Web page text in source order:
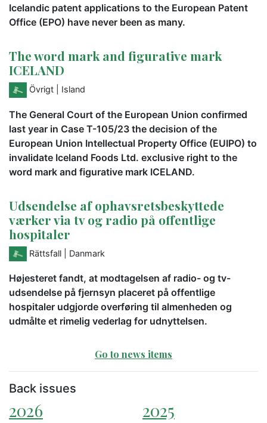
Icelandic patent applications to the European Patent
Office (EPO) have never been as many.
The word mark and figurative mark
ICELAND
Övrigt | Island
The General Court of the European Union confirmed
last year in Case T-105/23 the decision of the
European Union Intellectual Property Office (EUIPO) to
invalidate Iceland Foods Ltd. exclusive right to the
word mark and figurative mark ICELAND.
Udsendelse af ophavsretsbeskyttede
værker via tv og radio på offentlige
hospitaler
Rättsfall | Danmark
Højesteret fandt, at modtagelsen af radio- og tv-
udsendelse på fjernsyn placeret på offentlige
hospitaler udgjorde overføring til almenheden og
udmålte et rimelig vederlag for udnyttelsen.
Go to news items
Back issues
2026
2025